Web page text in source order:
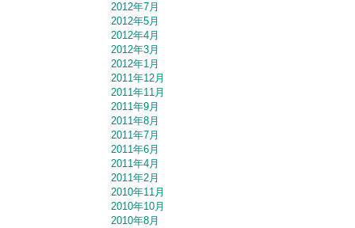
2012年7月
2012年5月
2012年4月
2012年3月
2012年1月
2011年12月
2011年11月
2011年9月
2011年8月
2011年7月
2011年6月
2011年4月
2011年2月
2010年11月
2010年10月
2010年8月